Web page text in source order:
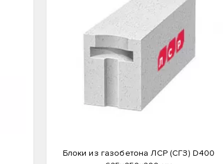
Блоки из газобетона ЛСР (СГЗ) D400